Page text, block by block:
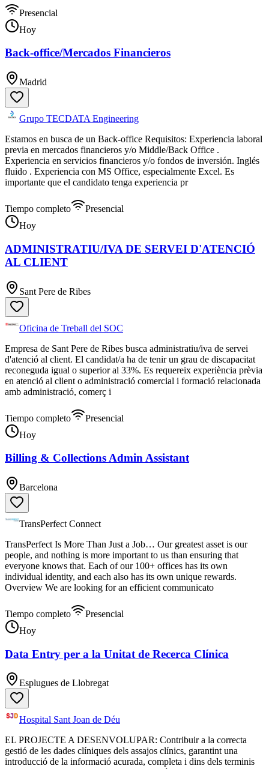
Presencial
Hoy
Back-office/Mercados Financieros
Madrid
Grupo TECDATA Engineering
Estamos en busca de un Back-office Requisitos: Experiencia laboral
previa en mercados financieros y/o Middle/Back Office .
Experiencia en servicios financieros y/o fondos de inversión. Inglés
fluido . Experiencia con MS Office, especialmente Excel. Es
importante que el candidato tenga experiencia pr
Tiempo completo
Presencial
Hoy
ADMINISTRATIU/IVA DE SERVEI D'ATENCIÓ
AL CLIENT
Sant Pere de Ribes
Oficina de Treball del SOC
Empresa de Sant Pere de Ribes busca administratiu/iva de servei
d'atenció al client. El candidat/a ha de tenir un grau de discapacitat
reconeguda igual o superior al 33%. Es requereix experiència prèvia
en atenció al client o administració comercial i formació relacionada
amb administració, comerç i
Tiempo completo
Presencial
Hoy
Billing & Collections Admin Assistant
Barcelona
TransPerfect Connect
TransPerfect Is More Than Just a Job… Our greatest asset is our
people, and nothing is more important to us than ensuring that
everyone knows that. Each of our 100+ offices has its own
individual identity, and each also has its own unique rewards.
Overview We are looking for an efficient communicato
Tiempo completo
Presencial
Hoy
Data Entry per a la Unitat de Recerca Clínica
Esplugues de Llobregat
Hospital Sant Joan de Déu
EL PROJECTE A DESENVOLUPAR: Contribuir a la correcta
gestió de les dades clíniques dels assajos clínics, garantint una
introducció de la informació acurada, completa i dins dels terminis